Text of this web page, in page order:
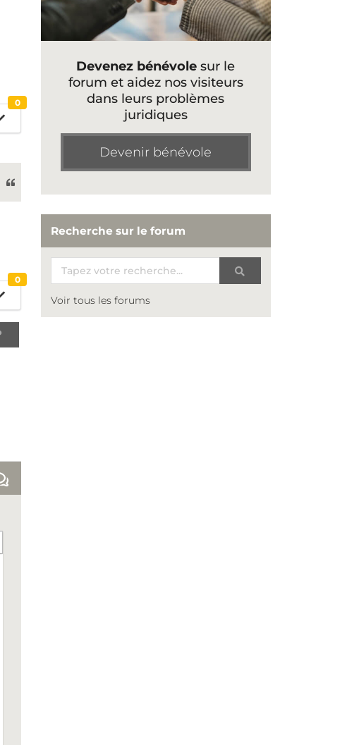
0
0
Devenez bénévole sur le
forum et aidez nos visiteurs
dans leurs problèmes
juridiques
Devenir bénévole
Recherche sur le forum
Voir tous les forums